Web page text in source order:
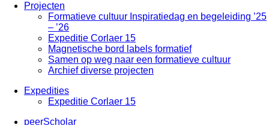
Projecten
Formatieve cultuur Inspiratiedag en begeleiding ’25
– ’26
Expeditie Corlaer 15
Magnetische bord labels formatief
Samen op weg naar een formatieve cultuur
Archief diverse projecten
Expedities
Expeditie Corlaer 15
peerScholar